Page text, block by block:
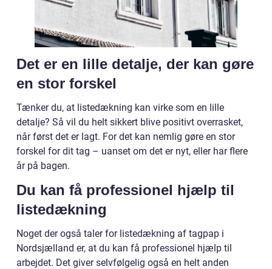
Det er en lille detalje, der kan gøre
en stor forskel
Tænker du, at listedækning kan virke som en lille
detalje? Så vil du helt sikkert blive positivt overrasket,
når først det er lagt. For det kan nemlig gøre en stor
forskel for dit tag – uanset om det er nyt, eller har flere
år på bagen.
Du kan få professionel hjælp til
listedækning
Noget der også taler for listedækning af tagpap i
Nordsjælland er, at du kan få professionel hjælp til
arbejdet. Det giver selvfølgelig også en helt anden